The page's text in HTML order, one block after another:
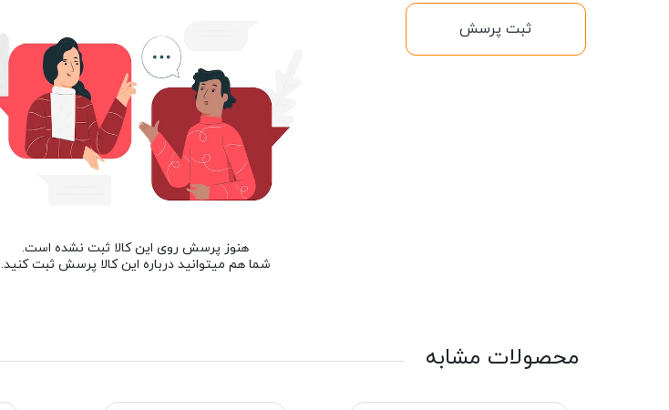
ثبت پرسش
هنوز پرسش روی این کالا ثبت نشده است.
شما هم میتوانید درباره این کالا پرسش ثبت کنید.
محصولات مشابه